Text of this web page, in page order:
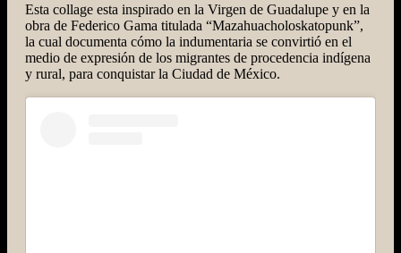
Esta collage esta inspirado en la Virgen de Guadalupe y en la
obra de Federico Gama titulada “Mazahuacholoskatopunk”,
la cual documenta cómo la indumentaria se convirtió en el
medio de expresión de los migrantes de procedencia indígena
y rural, para conquistar la Ciudad de México.